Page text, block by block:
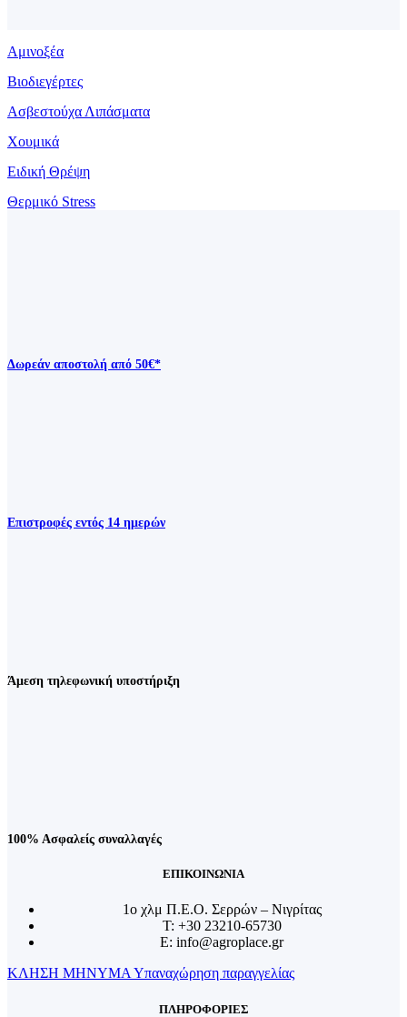
Αμινοξέα
Βιοδιεγέρτες
Ασβεστούχα Λιπάσματα
Χουμικά
Ειδική Θρέψη
Θερμικό Stress
Δωρεάν αποστολή από 50€*
Επιστροφές εντός 14 ημερών
Άμεση τηλεφωνική υποστήριξη
100% Ασφαλείς συναλλαγές
ΕΠΙΚΟΙΝΩΝΙΑ
1o χλμ Π.Ε.Ο. Σερρών – Νιγρίτας
T: +30 23210-65730
E: info@agroplace.gr
ΚΛΗΣΗ ΜΗΝΥΜΑ Υπαναχώρηση παραγγελίας
ΠΛΗΡΟΦΟΡΙΕΣ